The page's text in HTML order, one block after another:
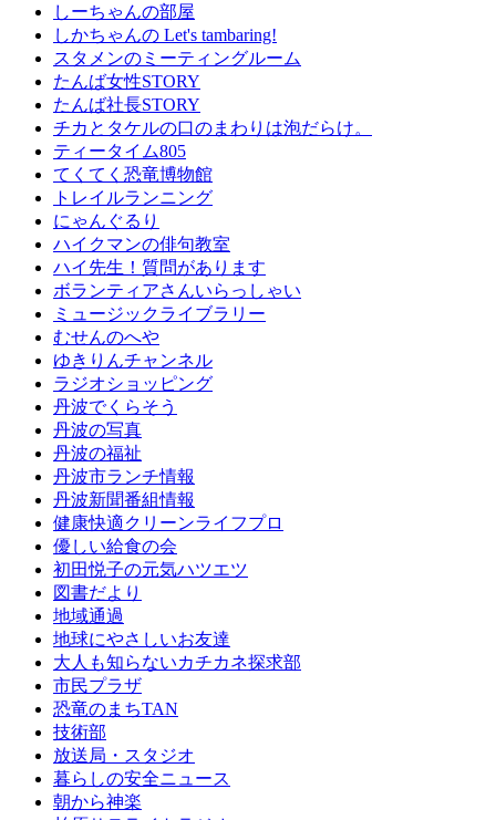
しーちゃんの部屋
しかちゃんの Let's tambaring!
スタメンのミーティングルーム
たんば女性STORY
たんば社長STORY
チカとタケルの口のまわりは泡だらけ。
ティータイム805
てくてく恐竜博物館
トレイルランニング
にゃんぐるり
ハイクマンの俳句教室
ハイ先生！質問があります
ボランティアさんいらっしゃい
ミュージックライブラリー
むせんのへや
ゆきりんチャンネル
ラジオショッピング
丹波でくらそう
丹波の写真
丹波の福祉
丹波市ランチ情報
丹波新聞番組情報
健康快適クリーンライフプロ
優しい給食の会
初田悦子の元気ハツエツ
図書だより
地域通過
地球にやさしいお友達
大人も知らないカチカネ探求部
市民プラザ
恐竜のまちTAN
技術部
放送局・スタジオ
暮らしの安全ニュース
朝から神楽